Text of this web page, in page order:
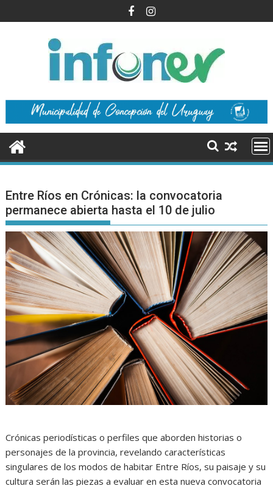
al
Entre Ríos en Crónicas: la convocatoria
permanece abierta hasta el 10 de julio
Crónicas periodísticas o perfiles que aborden historias o
personajes de la provincia, revelando características
singulares de los modos de habitar Entre Ríos, su paisaje y su
cultura serán las piezas a evaluar en esta nueva convocatoria